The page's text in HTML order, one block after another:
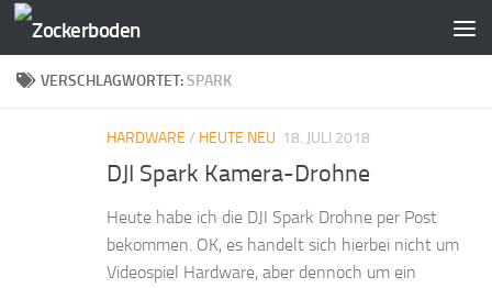
Zum Inhalt springen
VERSCHLAGWORTET:SPARK
HARDWARE / HEUTE NEU 18. JULI 2018
DJI Spark Kamera-Drohne
Heute habe ich die DJI Spark Drohne per Post
bekommen. OK, es handelt sich hierbei nicht um
Videospiel Hardware, aber dennoch um ein